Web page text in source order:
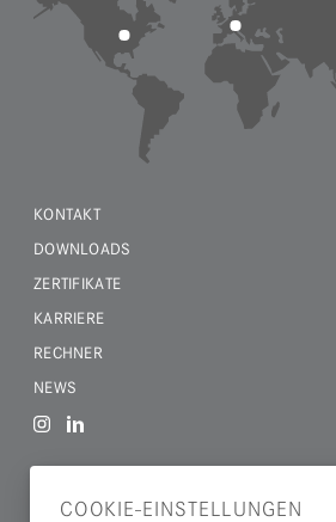
COOKIE-EINSTELLUNGEN
KONTAKT
DOWNLOADS
ZERTIFIKATE
KARRIERE
RECHNER
NEWS